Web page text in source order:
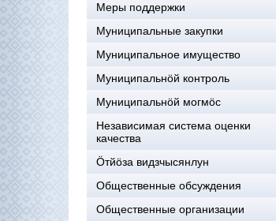
Меры поддержки
Муниципальные закупки
Муниципальное имущество
Муниципальнӧй контроль
Муниципальнöй могмöс
Независимая система оценки
качества
Öтйöза видзчысянлун
Общественные обсуждения
Общественные организации